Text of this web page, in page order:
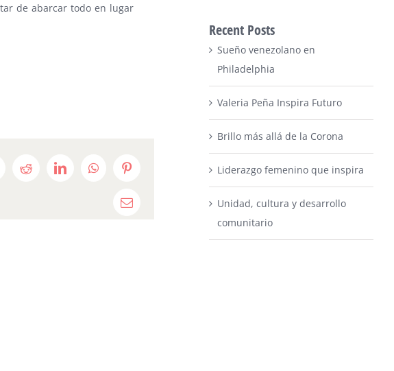
de abarcar todo en lugar
Reddit LinkedInWhatsAppPinterest
Email
Recent Posts
Sueño venezolano en
Philadelphia
Valeria Peña Inspira Futuro
Brillo más allá de la Corona
Liderazgo femenino que inspira
Unidad, cultura y desarrollo
comunitario